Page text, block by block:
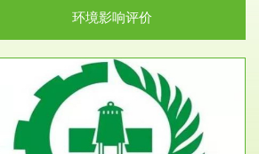
环境影响评价
服务范围